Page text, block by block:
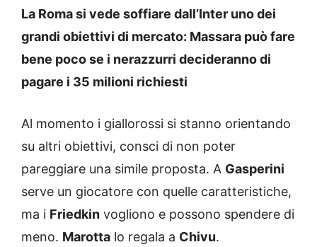
La Roma si vede soffiare dall’Inter uno dei
grandi obiettivi di mercato: Massara può fare
bene poco se i nerazzurri decideranno di
pagare i 35 milioni richiesti
Al momento i giallorossi si stanno orientando
su altri obiettivi, consci di non poter
pareggiare una simile proposta. A Gasperini
serve un giocatore con quelle caratteristiche,
ma i Friedkin vogliono e possono spendere di
meno. Marotta lo regala a Chivu.